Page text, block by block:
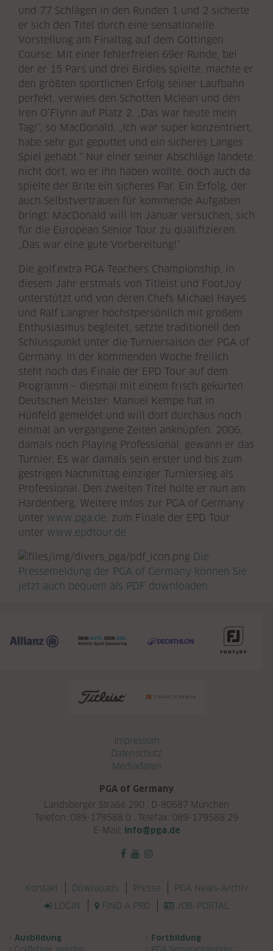
und 77 Schlägen in den Runden 1 und 2 sicherte
er sich den Titel durch eine sensationelle
Vorstellung am Finaltag auf dem Göttingen
Course. Mit einer fehlerfreien 69er Runde, bei
der er 15 Pars und drei Birdies spielte, machte er
den größten sportlichen Erfolg seiner Laufbahn
perfekt, verwies den Schotten Mclean und den
Iren O’Flynn auf Platz 2. „Das war heute mein
Tag!“, so MacDonald. „Ich war super konzentriert,
habe sehr gut geputtet und ein sicheres Langes
Spiel gehabt.“ Nur einer seiner Abschläge landete
nicht dort, wo er ihn haben wollte, doch auch da
spielte der Brite ein sicheres Par. Ein Erfolg, der
auch Selbstvertrauen für kommende Aufgaben
bringt: MacDonald will im Januar versuchen, sich
für die European Senior Tour zu qualifizieren.
„Das war eine gute Vorbereitung!“
Die golf.extra PGA Teachers Championship, in
diesem Jahr erstmals von Titleist und FootJoy
unterstützt und von deren Chefs Michael Hayes
und Ralf Langner höchstpersönlich mit großem
Enthusiasmus begleitet, setzte traditionell den
Schlusspunkt unter die Turniersaison der PGA of
Germany. In der kommenden Woche freilich
steht noch das Finale der EPD Tour auf dem
Programm – diesmal mit einem frisch gekürten
Deutschen Meister: Manuel Kempe hat in
Hünfeld gemeldet und will dort durchaus noch
einmal an vergangene Zeiten anknüpfen. 2006,
damals noch Playing Professional, gewann er das
Turnier. Es war damals sein erster und bis zum
gestrigen Nachmittag einziger Turniersieg als
Professional. Den zweiten Titel holte er nun am
Hardenberg. Weitere Infos zur PGA of Germany
unter www.pga.de, zum Finale der EPD Tour
unter www.epdtour.de
Die
Pressemeldung der PGA of Germany können Sie
jetzt auch bequem als PDF downloaden
Impressum
Datenschutz
Mediadaten
PGA of Germany
Landsberger Straße 290 . D-80687 München
Telefon: 089-179588 0 . Telefax: 089-179588 29
E-Mail:
info@pga.de
Navigation überspringen
Kontakt Downloads Presse
PGA News-Archiv
LOGIN
FIND A PRO JOB-PORTAL
Navigation überspringen
Ausbildung
Fortbildung